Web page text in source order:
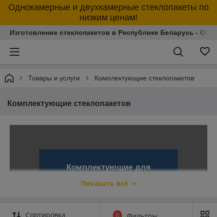
Однокамерные и двухкамерные стеклопакеты по
низким ценам!
Изготовление стеклопакетов в Республике Беларусь -
Товары и услуги Комплектующие стеклопакетов
Комплектующие стеклопакетов
Комплектующие для
Показать всё
Сортировка 0